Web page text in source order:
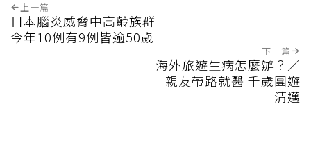
上一篇
日本腦炎威脅中高齡族群
今年10例有9例皆逾50歲
下一篇
海外旅遊生病怎麼辦？／
親友帶路就醫 千歲團遊
清邁